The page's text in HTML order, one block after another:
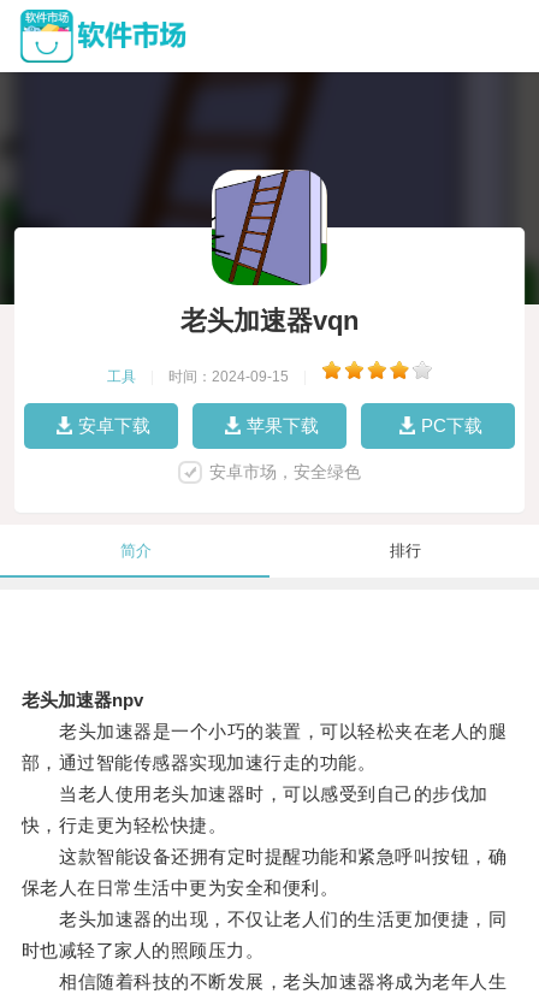
老头加速器vqn
工具 时间：2024-09-15
安卓下载 苹果下载 PC下载
安卓市场，安全绿色
简介 排行
老头加速器npv
老头加速器是一个小巧的装置，可以轻松夹在老人的腿
部，通过智能传感器实现加速行走的功能。
当老人使用老头加速器时，可以感受到自己的步伐加
快，行走更为轻松快捷。
这款智能设备还拥有定时提醒功能和紧急呼叫按钮，确
保老人在日常生活中更为安全和便利。
老头加速器的出现，不仅让老人们的生活更加便捷，同
时也减轻了家人的照顾压力。
相信随着科技的不断发展，老头加速器将成为老年人生